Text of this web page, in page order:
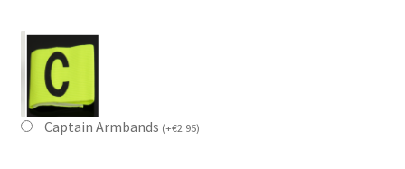
Captain Armbands (+€2.95)